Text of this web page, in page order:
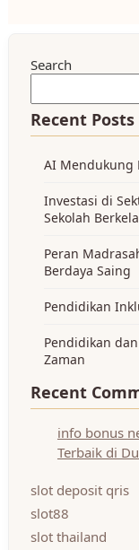
Search
Recent Posts
AI Mendukung
Investasi di
Sekolah
Peran
Berdaya Saing
Pendidikan
Pendidikan
Zaman
Recent
info bonus
Terbaik di
slot deposit qris
slot88
slot thailand